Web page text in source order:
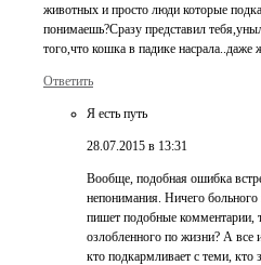
животных и просто люди которые
понимаешь?Сразу представил
того,что кошка в падике насрала..даже
Ответить
Я есть путь
28.07.2015 в 13:31
Вообще, подобная ошибка
непонимания. Ничего больного
пишет подобные комментарии,
озлобленного по жизни? А все
кто подкармливает с теми,